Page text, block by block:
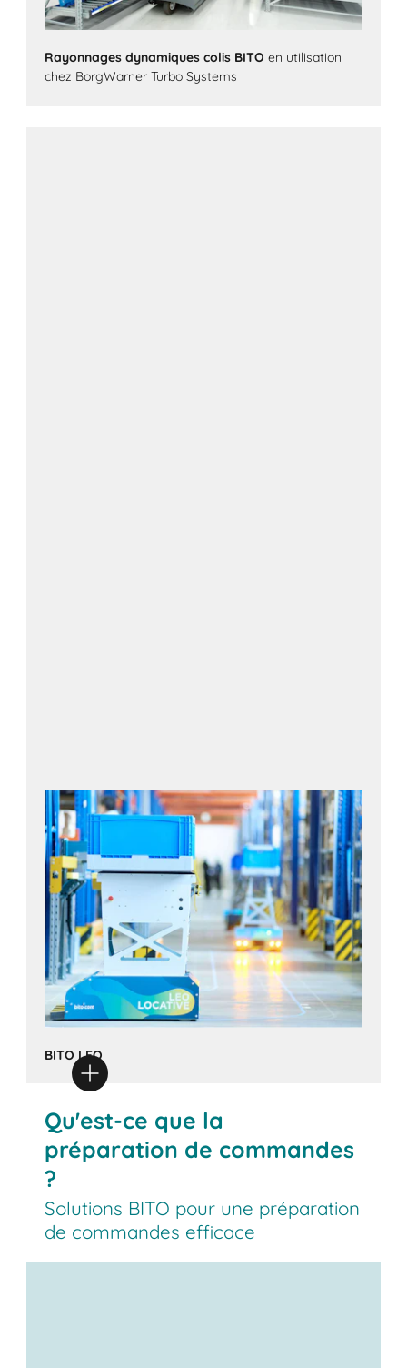
Rayonnages dynamiques colis BITO en utilisation
chez BorgWarner Turbo Systems
BITO LEO
Qu'est-ce que la
préparation de commandes
?
Solutions BITO pour une préparation
de commandes efficace